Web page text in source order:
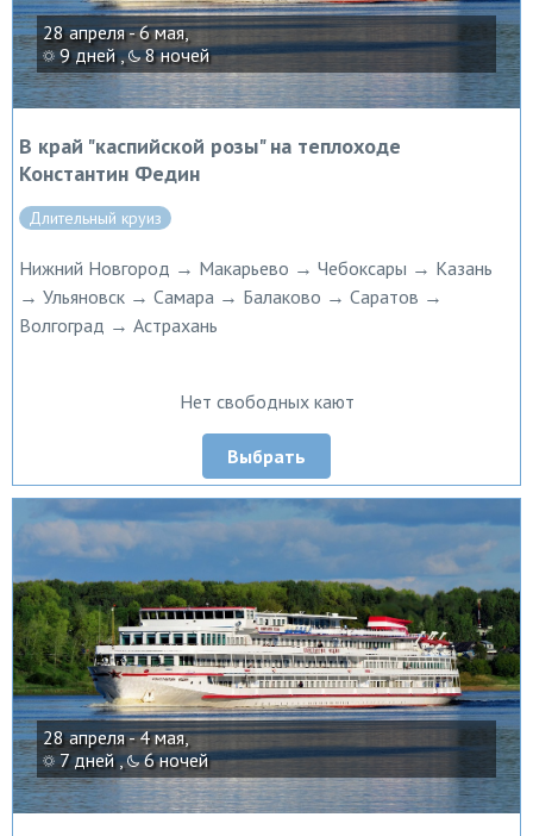
28 апреля - 6 мая,
9 дней , 8 ночей
В край "каспийской розы" на теплоходе
Константин Федин
Длительный круиз
Нижний Новгород → Макарьево → Чебоксары → Казань
→ Ульяновск → Самара → Балаково → Саратов →
Волгоград → Астрахань
Нет свободных кают
Выбрать
28 апреля - 4 мая,
7 дней , 6 ночей